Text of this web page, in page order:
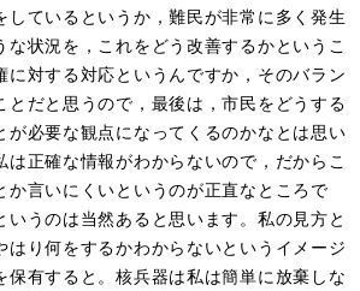
しているというか，難民が非常に多く発生
な状況を，これをどう改善するかというこ
に対する対応というんですか，そのバラン
とだと思うので，最後は，市民をどうする
が必要な観点になってくるのかなとは思い
は正確な情報がわからないので，だからこ
か言いにくいというのが正直なところで
いうのは当然あると思います。私の見方と
はり何をするかわからないというイメージ
保有すると。核兵器は私は簡単に放棄しな